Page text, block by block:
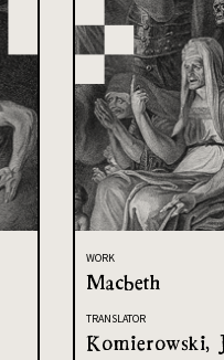
WORK
Macbeth
TRANSLATOR
Komierowski,